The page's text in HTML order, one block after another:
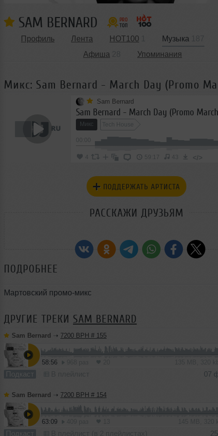
SAM BERNARD
Профиль Лента HOT100 Музыка
Афиша
Упоминания
Микс: Sam Bernard - March Day (Promo
Sam Bernard
Sam Bernard - March Day (Promo
Микс Tech House
59:17 43 </>
ПОДДЕРЖАТЬ АРТИСТА
РАССКАЖИ ДРУЗЬЯМ
ПОДРОБНЕЕ
Мартовский промо-микс
ДРУГИЕ ТРЕКИ SAM BERNARD
Sam Bernard ➝ 7200 BPH # 155
58:56
Подкаст 07
Sam Bernard ➝ 7200 BPH # 154
63:09
Подкаст